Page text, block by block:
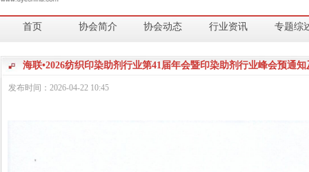
首页 协会简介 协会动态 行业资讯 专题综
海联•2026纺织印染助剂行业第41届年会暨印染助剂行业峰会预通
发布时间： 2026-04-22 10:45